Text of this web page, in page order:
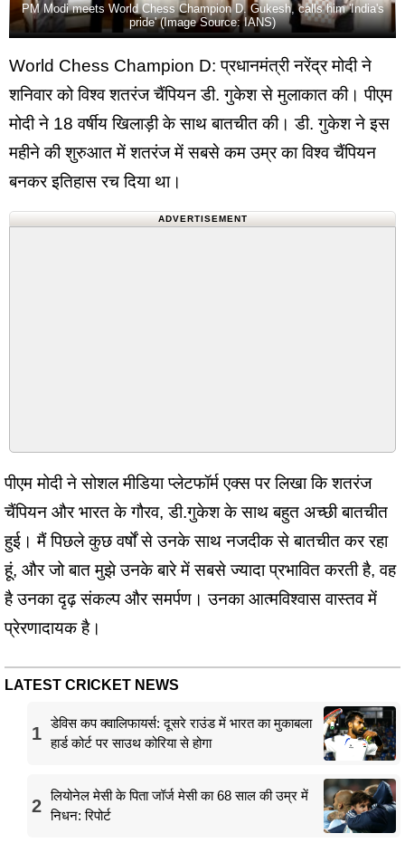
PM Modi meets World Chess Champion D. Gukesh, calls him 'India's
pride' (Image Source: IANS)
World Chess Champion D: प्रधानमंत्री नरेंद्र मोदी ने
शनिवार को विश्व शतरंज चैंपियन डी. गुकेश से मुलाकात की। पीएम
मोदी ने 18 वर्षीय खिलाड़ी के साथ बातचीत की। डी. गुकेश ने इस
महीने की शुरुआत में शतरंज में सबसे कम उम्र का विश्व चैंपियन
बनकर इतिहास रच दिया था।
ADVERTISEMENT
पीएम मोदी ने सोशल मीडिया प्लेटफॉर्म एक्स पर लिखा कि शतरंज
चैंपियन और भारत के गौरव, डी.गुकेश के साथ बहुत अच्छी बातचीत
हुई। मैं पिछले कुछ वर्षों से उनके साथ नजदीक से बातचीत कर रहा
हूं, और जो बात मुझे उनके बारे में सबसे ज्यादा प्रभावित करती है, वह
है उनका दृढ़ संकल्प और समर्पण। उनका आत्मविश्वास वास्तव में
प्रेरणादायक है।
LATEST CRICKET NEWS
1
डेविस कप क्वालिफायर्स: दूसरे राउंड में भारत का मुकाबला
हार्ड कोर्ट पर साउथ कोरिया से होगा
2
लियोनेल मेसी के पिता जॉर्ज मेसी का 68 साल की उम्र में
निधन: रिपोर्ट